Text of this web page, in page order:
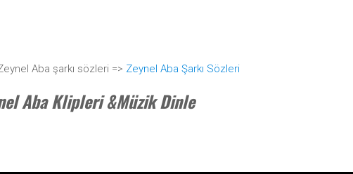
Aba şarkı sözleri => Zeynel Aba Şarkı Sözleri
Aba Klipleri &Müzik Dinle